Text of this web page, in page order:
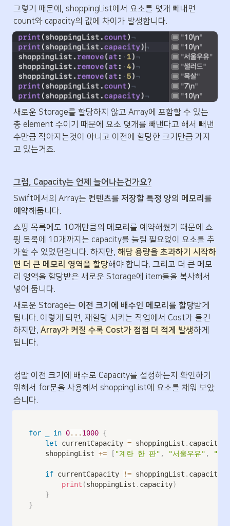
그렇기 때문에, shoppingList에서 요소를 몇개 빼내면
count와 capacity의 값에 차이가 발생합니다.
새로운 Storage를 할당하지 않고 Array에 포함할 수 있는
총 element 수이기 때문에 요소 몇개를 빼낸다고 해서 빼낸
수만큼 작아지는것이 아니고 이전에 할당한 크기만큼 가지
고 있는거죠.
그럼, Capacity는 언제 늘어나는건가요?
Swift에서의 Array는 컨텐츠를 저장할 특정 양의 메모리를
예약해둡니다.
쇼핑 목록에도 10개만큼의 메모리를 예약해뒀기 때문에 쇼
핑 목록에 10개까지는 capacity를 늘릴 필요없이 요소를 추
가할 수 있었던겁니다. 하지만, 해당 용량을 초과하기 시작하
면 더 큰 메모리 영역을 할당해야 합니다. 그리고 더 큰 메모
리 영역을 할당받은 새로운 Storage에 item들을 복사해서
넣어 둡니다.
새로운 Storage는 이전 크기에 배수인 메모리를 할당받게
됩니다. 이렇게 되면, 재할당 시키는 작업에서 Cost가 들긴
하지만, Array가 커질 수록 Cost가 점점 더 적게 발생하게
됩니다.
정말 이전 크기에 배수로 Capacity를 설정하는지 확인하기
위해서 for문을 사용해서 shoppingList에 요소를 채워 보았
습니다.
for in 0... 1000 {
let currentCapacity = shoppingList . capacity
    shoppingList
+= [ "계란 한 판" , "서울우유" , "고
if currentCapacity != shoppingList . capacity
print (shoppingList . capacity)
}
}